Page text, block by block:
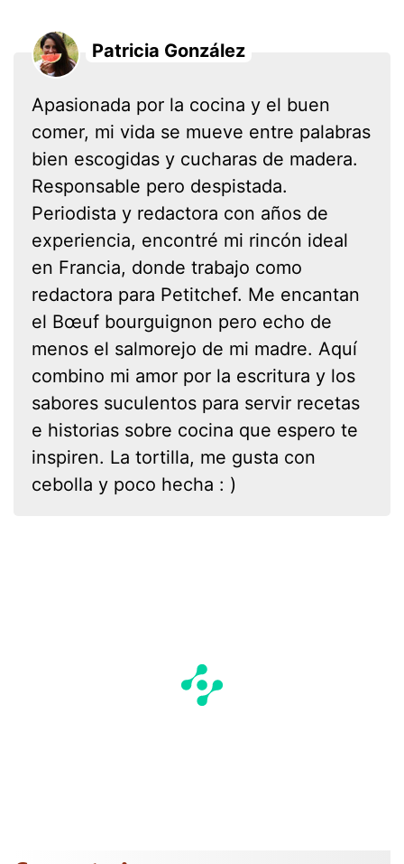
Patricia González
Apasionada por la cocina y el buen
comer, mi vida se mueve entre palabras
bien escogidas y cucharas de madera.
Responsable pero despistada.
Periodista y redactora con años de
experiencia, encontré mi rincón ideal
en Francia, donde trabajo como
redactora para Petitchef. Me encantan
el Bœuf bourguignon pero echo de
menos el salmorejo de mi madre. Aquí
combino mi amor por la escritura y los
sabores suculentos para servir recetas
e historias sobre cocina que espero te
inspiren. La tortilla, me gusta con
cebolla y poco hecha : )